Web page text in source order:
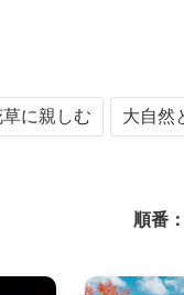
草に親しむ 大自然
順番：